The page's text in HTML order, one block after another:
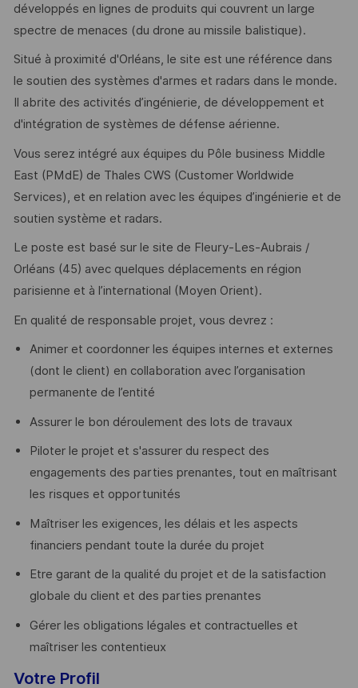
développés en lignes de produits qui couvrent un large
spectre de menaces (du drone au missile balistique).
Situé à proximité d'Orléans, le site est une référence dans
le soutien des systèmes d'armes et radars dans le monde.
Il abrite des activités d’ingénierie, de développement et
d'intégration de systèmes de défense aérienne.
Vous serez intégré aux équipes du Pôle business Middle
East (PMdE) de Thales CWS (Customer Worldwide
Services), et en relation avec les équipes d’ingénierie et de
soutien système et radars.
Le poste est basé sur le site de Fleury-Les-Aubrais /
Orléans (45) avec quelques déplacements en région
parisienne et à l’international (Moyen Orient).
En qualité de responsable projet, vous devrez :
Animer et coordonner les équipes internes et externes
(dont le client) en collaboration avec l’organisation
permanente de l’entité
Assurer le bon déroulement des lots de travaux
Piloter le projet et s'assurer du respect des
engagements des parties prenantes, tout en maîtrisant
les risques et opportunités
Maîtriser les exigences, les délais et les aspects
financiers pendant toute la durée du projet
Etre garant de la qualité du projet et de la satisfaction
globale du client et des parties prenantes
Gérer les obligations légales et contractuelles et
maîtriser les contentieux
Votre Profil